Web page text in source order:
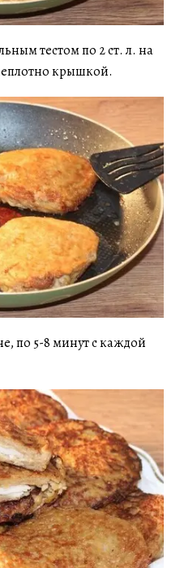
тестом по 2 ст. л. на
крышкой.
по 5-8 минут с каждой